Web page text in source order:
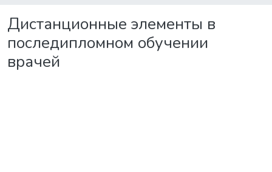
Дистанционные элементы в
последипломном обучении
врачей